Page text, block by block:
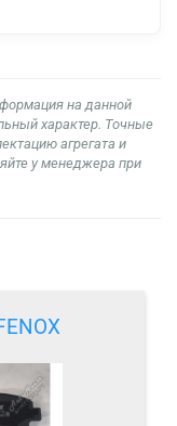
на данной
характер. Точные
агрегата и
у менеджера при